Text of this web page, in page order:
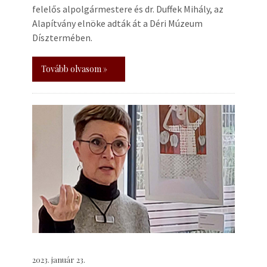
felelős alpolgármestere és dr. Duffek Mihály, az
Alapítvány elnöke adták át a Déri Múzeum
Dísztermében.
Tovább olvasom »
2023. január 23.